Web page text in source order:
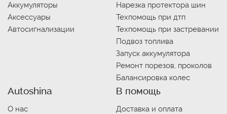
Аккумуляторы
Аксессуары
Автосигнализации
Нарезка протектора шин
Техпомощь при дтп
Техпомощь при застревании
Подвоз топлива
Запуск аккумулятора
Ремонт порезов, проколов
Балансировка колес
Autoshina
О нас
В помощь
Доставка и оплата